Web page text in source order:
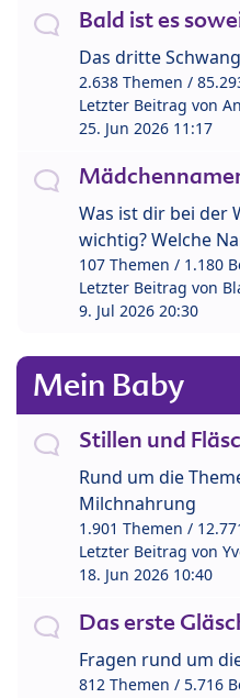
Bald ist es
Das dritte
2.638 Themen /
Letzter Beitrag von
25. Jun 2026 11:17
Was ist dir bei der
wichtig? Welche
107 Themen / 1.180
Letzter Beitrag von
9. Jul 2026 20:30
Mein Baby
Stillen und
Rund um die
Milchnahrung
1.901 Themen /
Letzter Beitrag von
18. Jun 2026 10:40
Das erste
Fragen rund um
812 Themen / 5.716